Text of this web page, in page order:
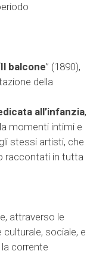
Il balcone” (1890),
della
all’infanzia,
momenti intimi e
stessi artisti, che
raccontati in tutta
attraverso le
sociale, e
corrente